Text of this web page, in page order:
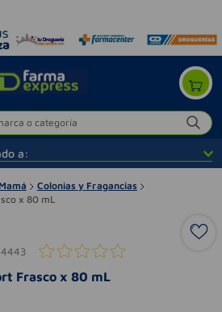
o categoría
a:
Colonias y Fragancias
x 80 mL
Frasco x 80 mL